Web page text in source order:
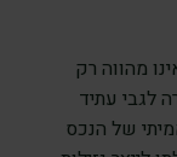
מהווה רק
לגבי עתיד
של הנכס